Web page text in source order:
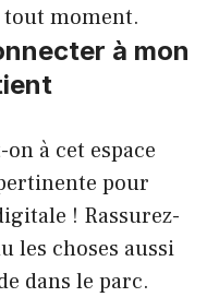
moment.
à mon
à cet espace
pour
! Rassurez-
les choses aussi
dans le parc.